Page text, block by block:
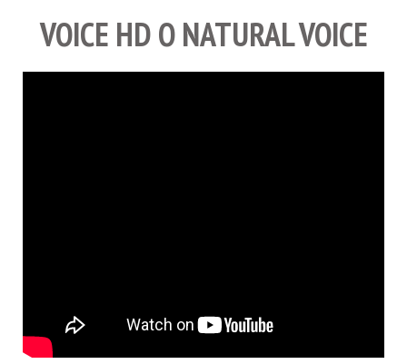
VOICE HD O NATURAL VOICE